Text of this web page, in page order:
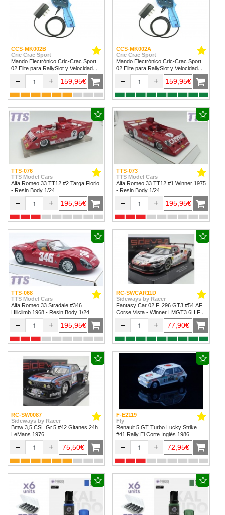
CCS-MK002B
Cric Crac Sport
Mando Electrónico Cric-Crac Sport
02 Elite para RallySlot y Velocidad
1/32 & 1/24.
– + 159,95€
CCS-MK002A
Cric Crac Sport
Mando Electrónico Cric-Crac Sport
02 Elite para RallySlot y Velocidad
1/32 & 1/24
– + 159,95€
TTS-076
TTS Model Cars
Alfa Romeo 33 TT12 #2 Targa Florio
- Resin Body 1/24
– + 195,95€
TTS-073
TTS Model Cars
Alfa Romeo 33 TT12 #1 Winner 1975
- Resin Body 1/24
– + 195,95€
TTS-068
TTS Model Cars
Alfa Romeo 33 Stradale #346
Hillclimb 1968 - Resin Body 1/24
– + 195,95€
RC-SWCAR11D
Sideways by Racer
Fantasy Car 02 F. 296 GT3 #54 AF
Corse Vista - Winner LMGT3 6H Fuji
– + 77,90€
RC-SW0087
Sideways by Racer
Bmw 3,5 CSL Gr.5 #42 Gitanes 24h
LeMans 1976
– + 75,50€
F-E2119
Fly
Renault 5 GT Turbo Lucky Strike
#41 Rally El Corte Inglés 1986
– + 72,95€